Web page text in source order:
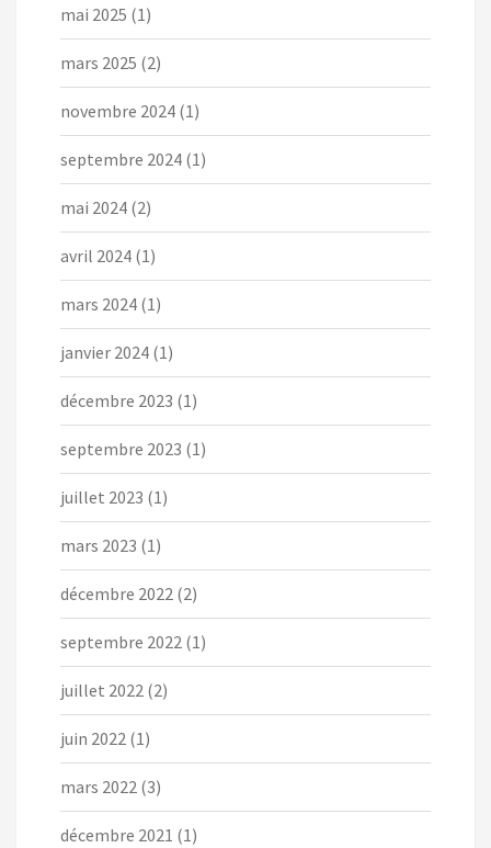
mai 2025 (1)
mars 2025 (2)
novembre 2024 (1)
septembre 2024 (1)
mai 2024 (2)
avril 2024 (1)
mars 2024 (1)
janvier 2024 (1)
décembre 2023 (1)
septembre 2023 (1)
juillet 2023 (1)
mars 2023 (1)
décembre 2022 (2)
septembre 2022 (1)
juillet 2022 (2)
juin 2022 (1)
mars 2022 (3)
décembre 2021 (1)